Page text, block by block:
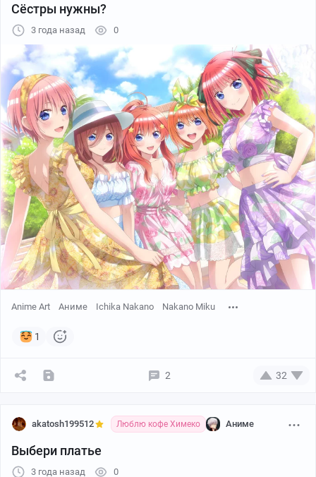
Сёстры нужны?
3 года назад 0
Anime Art Аниме Ichika Nakano Nakano Miku
1
2 32
akatosh199512 Люблю кофе Химеко Аниме
Выбери платье
3 года назад 0